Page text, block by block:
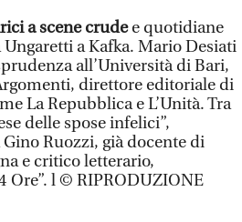
a scene crudee quotidiane
a Kafka. Mario Desiati
all’Università di Bari,
direttore editoriale di
La Repubblica e L’Unità. Tra
delle spose infelici”,
Ruozzi, già docente di
e critico letterario,
Ore”. l © RIPRODUZIONE